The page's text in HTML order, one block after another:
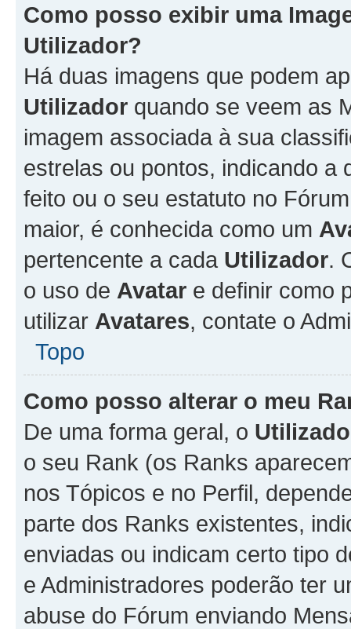
Como posso exibir uma
Utilizador?
Há duas imagens que podem
Utilizador quando se veem as
imagem associada à sua
estrelas ou pontos, indicando a
feito ou o seu estatuto no
maior, é conhecida como um
pertencente a cada Utilizador.
o uso de Avatar e definir como
utilizar Avatares, contate o
Topo
Como posso alterar o meu
De uma forma geral, o
o seu Rank (os Ranks
nos Tópicos e no Perfil,
parte dos Ranks existentes,
enviadas ou indicam certo tipo
e Administradores poderão ter
abuse do Fórum enviando